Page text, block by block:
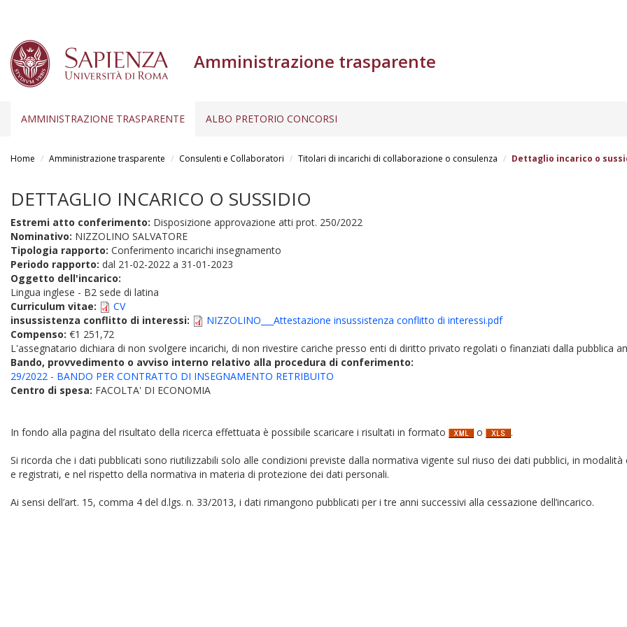
Amministrazione trasparente
AMMINISTRAZIONE TRASPARENTE ALBO PRETORIO CONCORSI
Home Amministrazione trasparente Consulenti e Collaboratori Titolari di incarichi di collaborazione o consulenza Dettaglio incarico o
DETTAGLIO INCARICO O SUSSIDIO
Estremi atto conferimento: Disposizione approvazione atti prot. 250/2022
Nominativo: NIZZOLINO SALVATORE
Tipologia rapporto: Conferimento incarichi insegnamento
Periodo rapporto: dal 21-02-2022 a 31-01-2023
Oggetto dell'incarico:
Lingua inglese - B2 sede di latina
Curriculum vitae:
CV
insussistenza conflitto di interessi:
NIZZOLINO___Attestazione insussistenza conflitto di interessi.pdf
Compenso: €1 251,72
L'assegnatario dichiara di non svolgere incarichi, di non rivestire cariche presso enti di diritto privato regolati o finanziati dalla pubblica
Bando, provvedimento o avviso interno relativo alla procedura di conferimento:
29/2022 - BANDO PER CONTRATTO DI INSEGNAMENTO RETRIBUITO
Centro di spesa: FACOLTA' DI ECONOMIA
In fondo alla pagina del risultato della ricerca effettuata è possibile scaricare i risultati in formato o .
Si ricorda che i dati pubblicati sono riutilizzabili solo alle condizioni previste dalla normativa vigente sul riuso dei dati pubblici, in
e registrati, e nel rispetto della normativa in materia di protezione dei dati personali.
Ai sensi dell’art. 15, comma 4 del d.lgs. n. 33/2013, i dati rimangono pubblicati per i tre anni successivi alla cessazione dell’incarico.